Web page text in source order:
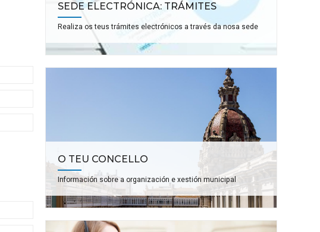
SEDE ELECTRÓNICA: TRÁMITES
Realiza os teus trámites electrónicos a través da nosa sede
O TEU CONCELLO
Información sobre a organización e xestión municipal